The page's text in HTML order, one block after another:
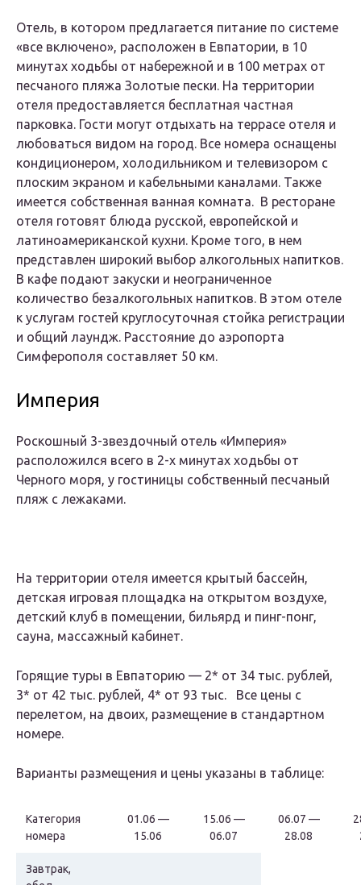
Отель, в котором предлагается питание по системе
«все включено», расположен в Евпатории, в 10
минутах ходьбы от набережной и в 100 метрах от
песчаного пляжа Золотые пески. На территории
отеля предоставляется бесплатная частная
парковка. Гости могут отдыхать на террасе отеля и
любоваться видом на город. Все номера оснащены
кондиционером, холодильником и телевизором с
плоским экраном и кабельными каналами. Также
имеется собственная ванная комната. В ресторане
отеля готовят блюда русской, европейской и
латиноамериканской кухни. Кроме того, в нем
представлен широкий выбор алкогольных напитков.
В кафе подают закуски и неограниченное
количество безалкогольных напитков. В этом отеле
к услугам гостей круглосуточная стойка регистрации
и общий лаундж. Расстояние до аэропорта
Симферополя составляет 50 км.
Империя
Роскошный 3-звездочный отель «Империя»
расположился всего в 2-х минутах ходьбы от
Черного моря, у гостиницы собственный песчаный
пляж с лежаками.
На территории отеля имеется крытый бассейн,
детская игровая площадка на открытом воздухе,
детский клуб в помещении, бильярд и пинг-понг,
сауна, массажный кабинет.
Горящие туры в Евпаторию — 2* от 34 тыс. рублей,
3* от 42 тыс. рублей, 4* от 93 тыс. Все цены с
перелетом, на двоих, размещение в стандартном
номере.
Варианты размещения и цены указаны в таблице:
Категория
номера
01.06 —
15.06
15.06 —
06.07
06.07 —
28.08
Завтрак,